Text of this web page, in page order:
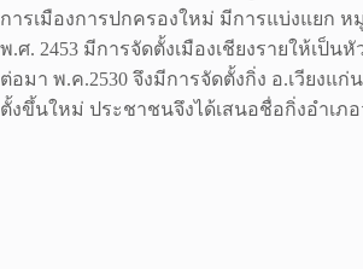
การเมืองการปกครองใหม่ มีการแบ่งแยก
พ.ศ. 2453 มีการจัดตั้งเมืองเชียงรายให้เป็
ต่อมา พ.ค.2530 จึงมีการจัดตั้งกิ่ง อ.เวียงแ
ตั้งขึ้นใหม่ ประชาชนจึงได้เสนอชื่อกิ่งอำเภอ